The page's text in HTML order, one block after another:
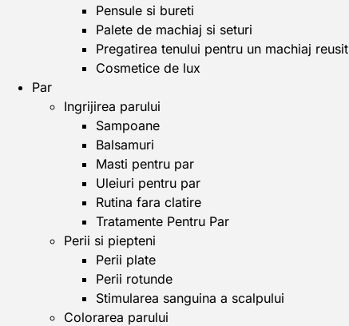
Pensule si bureti
Palete de machiaj si seturi
Pregatirea tenului pentru un machiaj reusit
Cosmetice de lux
Par
Ingrijirea parului
Sampoane
Balsamuri
Masti pentru par
Uleiuri pentru par
Rutina fara clatire
Tratamente Pentru Par
Perii si piepteni
Perii plate
Perii rotunde
Stimularea sanguina a scalpului
Colorarea parului